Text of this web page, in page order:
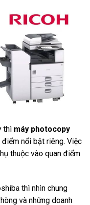
thì máy photocopy
nổi bật riêng. Việc
thuộc vào quan điểm
thì nhìn chung
và những doanh